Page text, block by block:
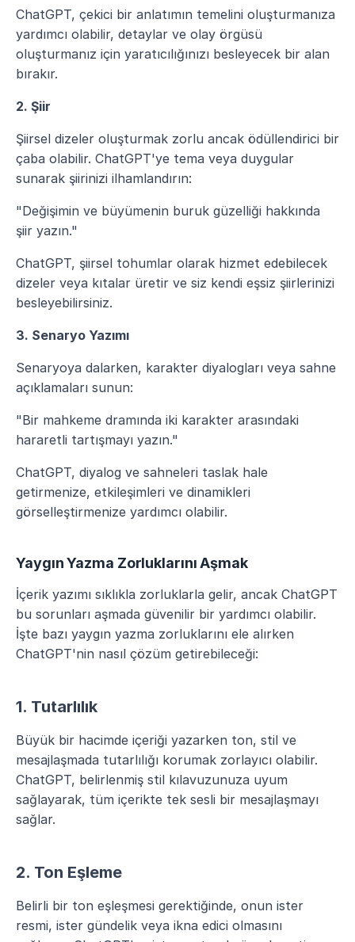
ChatGPT, çekici bir anlatımın temelini oluşturmanıza
yardımcı olabilir, detaylar ve olay örgüsü
oluşturmanız için yaratıcılığınızı besleyecek bir alan
bırakır.
2. Şiir
Şiirsel dizeler oluşturmak zorlu ancak ödüllendirici bir
çaba olabilir. ChatGPT'ye tema veya duygular
sunarak şiirinizi ilhamlandırın:
"Değişimin ve büyümenin buruk güzelliği hakkında
şiir yazın."
ChatGPT, şiirsel tohumlar olarak hizmet edebilecek
dizeler veya kıtalar üretir ve siz kendi eşsiz şiirlerinizi
besleyebilirsiniz.
3. Senaryo Yazımı
Senaryoya dalarken, karakter diyalogları veya sahne
açıklamaları sunun:
"Bir mahkeme dramında iki karakter arasındaki
hararetli tartışmayı yazın."
ChatGPT, diyalog ve sahneleri taslak hale
getirmenize, etkileşimleri ve dinamikleri
görselleştirmenize yardımcı olabilir.
Yaygın Yazma Zorluklarını Aşmak
İçerik yazımı sıklıkla zorluklarla gelir, ancak ChatGPT
bu sorunları aşmada güvenilir bir yardımcı olabilir.
İşte bazı yaygın yazma zorluklarını ele alırken
ChatGPT'nin nasıl çözüm getirebileceği:
1. Tutarlılık
Büyük bir hacimde içeriği yazarken ton, stil ve
mesajlaşmada tutarlılığı korumak zorlayıcı olabilir.
ChatGPT, belirlenmiş stil kılavuzunuza uyum
sağlayarak, tüm içerikte tek sesli bir mesajlaşmayı
sağlar.
2. Ton Eşleme
Belirli bir ton eşleşmesi gerektiğinde, onun ister
resmi, ister gündelik veya ikna edici olmasını